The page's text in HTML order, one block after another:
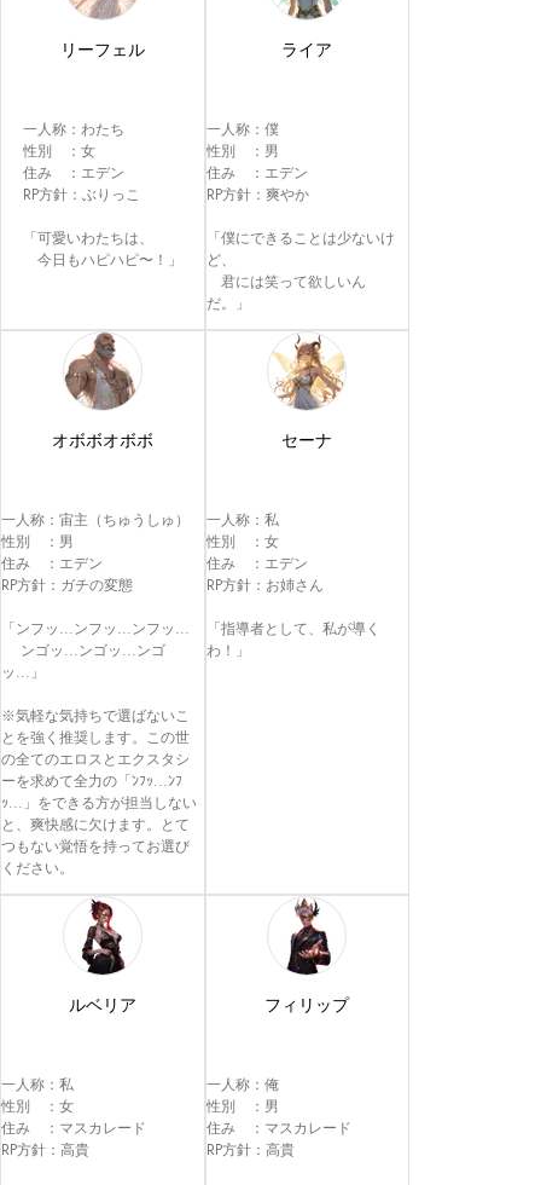
リーフェル
一人称：わたち
性別　：女
住み　：エデン
RP方針：ぶりっこ
「可愛いわたちは、
今日もハピハピ〜！」
ライア
一人称：僕
性別　：男
住み　：エデン
RP方針：爽やか
「僕にできることは少ないけ
ど、
君には笑って欲しいん
だ。」
オボボオボボ
一人称：宙主（ちゅうしゅ）
性別　：男
住み　：エデン
RP方針：ガチの変態
「ンフッ...ンフッ...ンフッ...
ンゴッ...ンゴッ...ンゴ
ッ...」
※気軽な気持ちで選ばないこ
とを強く推奨します。この世
の全てのエロスとエクスタシ
ーを求めて全力の「ﾝﾌｯ...ﾝﾌ
ｯ...」をできる方が担当しない
と、爽快感に欠けます。とて
つもない覚悟を持ってお選び
ください。
セーナ
一人称：私
性別　：女
住み　：エデン
RP方針：お姉さん
「指導者として、私が導く
わ！」
ルベリア
一人称：私
性別　：女
住み　：マスカレード
RP方針：高貴
フィリップ
一人称：俺
性別　：男
住み　：マスカレード
RP方針：高貴